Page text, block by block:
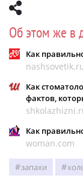
Об этом же в
Как
Как
фактов,
Как
woman.com
запахи